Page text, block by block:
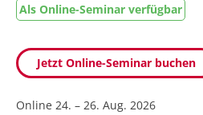
Als Online-Seminar verfügbar
Jetzt Online-Seminar buchen
Online 24. – 26. Aug. 2026